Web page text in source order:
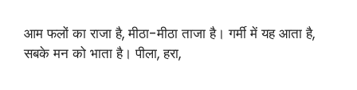
आम फलों का राजा है, मीठा-मीठा ताजा है। गर्मी में यह आता है,
सबके मन को भाता है। पीला, हरा,